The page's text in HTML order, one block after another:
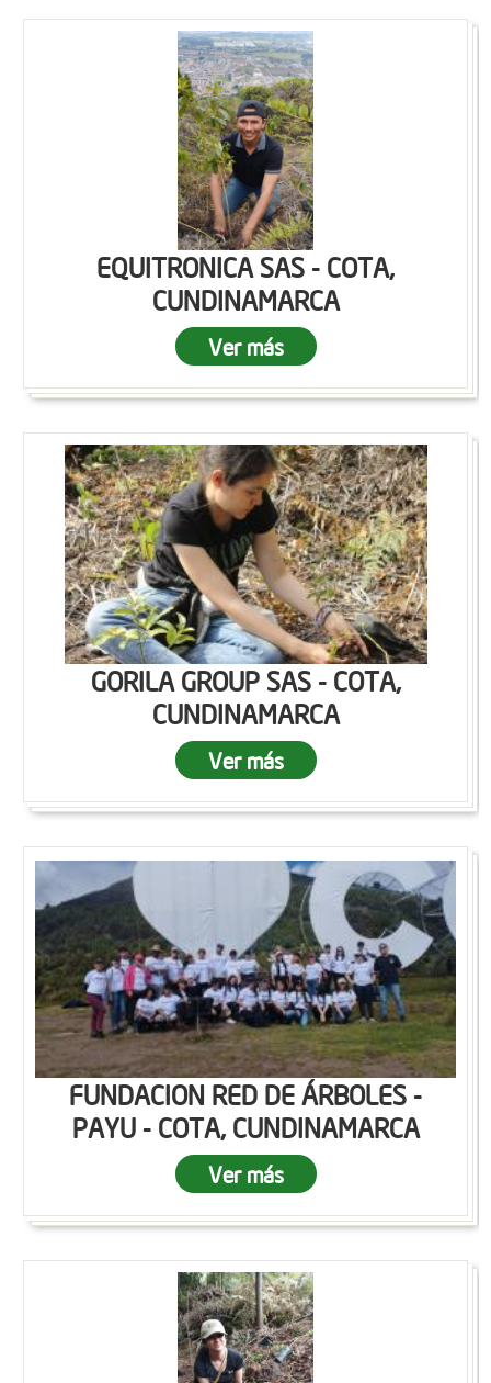
EQUITRONICA SAS - COTA,
CUNDINAMARCA
Ver más
GORILA GROUP SAS - COTA,
CUNDINAMARCA
Ver más
FUNDACION RED DE ÁRBOLES -
PAYU - COTA, CUNDINAMARCA
Ver más